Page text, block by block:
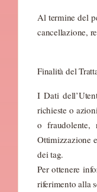
Al termine del
cancellazione,
Finalità del
I Dati
richieste o
o fraudolente,
Ottimizzazione
dei tag.
Per ottenere
riferimento alla